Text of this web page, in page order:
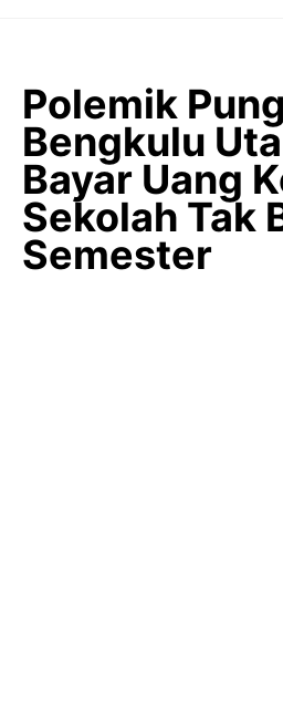
Polemik
Bengkulu
Bayar Uang
Sekolah Tak
Semester